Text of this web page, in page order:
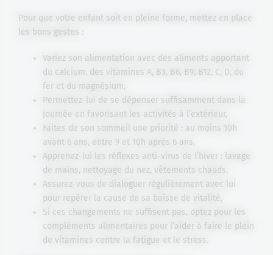
Pour que votre enfant soit en pleine forme, mettez en place
les bons gestes :
Variez son alimentation avec des aliments apportant
du calcium, des vitamines A, B3, B6, B9, B12, C, D, du
fer et du magnésium,
Permettez-lui de se dépenser suffisamment dans la
journée en favorisant les activités à l’extérieur,
Faites de son sommeil une priorité : au moins 10h
avant 6 ans, entre 9 et 10h après 6 ans,
Apprenez-lui les réflexes anti-virus de l’hiver : lavage
de mains, nettoyage du nez, vêtements chauds,
Assurez-vous de dialoguer régulièrement avec lui
pour repérer la cause de sa baisse de vitalité,
Si ces changements ne suffisent pas, optez pour les
compléments alimentaires pour l’aider à faire le plein
de vitamines contre la fatigue et le stress.